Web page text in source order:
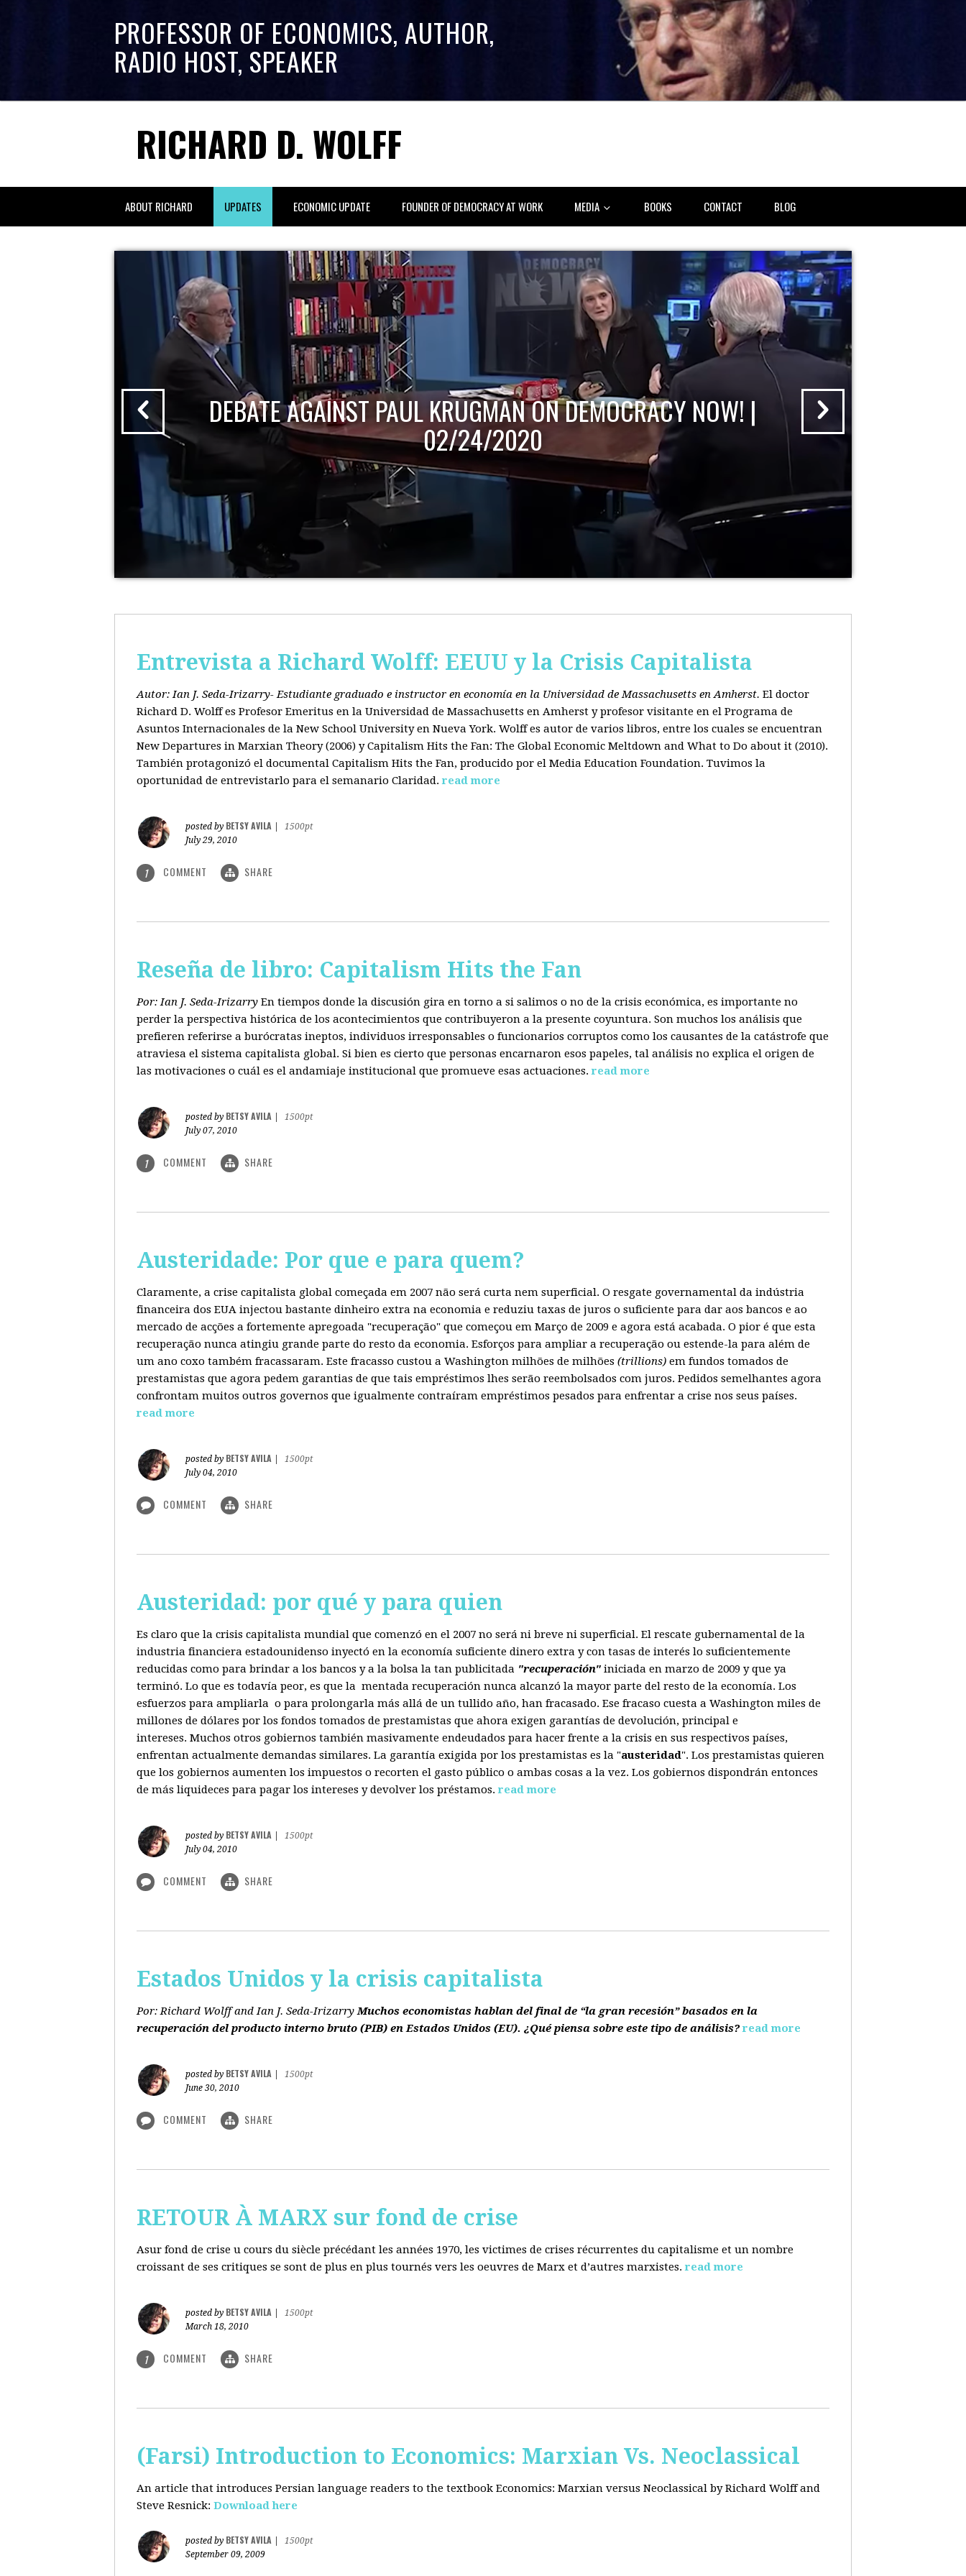
PROFESSOR OF ECONOMICS, AUTHOR,
RADIO HOST, SPEAKER
RICHARD D. WOLFF
ABOUT RICHARD UPDATES ECONOMIC UPDATE FOUNDER OF DEMOCRACY AT WORK MEDIA BOOKS CONTACT BLOG
DEBATE AGAINST PAUL KRUGMAN ON DEMOCRACY NOW! |
02/24/2020
Entrevista a Richard Wolff: EEUU y la Crisis Capitalista
Autor: Ian J. Seda-Irizarry- Estudiante graduado e instructor en economía en la Universidad de Massachusetts en Amherst. El doctor
Richard D. Wolff es Profesor Emeritus en la Universidad de Massachusetts en Amherst y profesor visitante en el Programa de
Asuntos Internacionales de la New School University en Nueva York. Wolff es autor de varios libros, entre los cuales se encuentran
New Departures in Marxian Theory (2006) y Capitalism Hits the Fan: The Global Economic Meltdown and What to Do about it (2010).
También protagonizó el documental Capitalism Hits the Fan, producido por el Media Education Foundation. Tuvimos la
oportunidad de entrevistarlo para el semanario Claridad. read more
posted by BETSY AVILA
1500pt
July 29, 2010
1 COMMENT SHARE
Reseña de libro: Capitalism Hits the Fan
Por: Ian J. Seda-Irizarry En tiempos donde la discusión gira en torno a si salimos o no de la crisis económica, es importante no
perder la perspectiva histórica de los acontecimientos que contribuyeron a la presente coyuntura. Son muchos los análisis que
prefieren referirse a burócratas ineptos, individuos irresponsables o funcionarios corruptos como los causantes de la catástrofe que
atraviesa el sistema capitalista global. Si bien es cierto que personas encarnaron esos papeles, tal análisis no explica el origen de
las motivaciones o cuál es el andamiaje institucional que promueve esas actuaciones. read more
posted by BETSY AVILA
1500pt
July 07, 2010
1 COMMENT SHARE
Austeridade: Por que e para quem?
Claramente, a crise capitalista global começada em 2007 não será curta nem superficial. O resgate governamental da indústria
financeira dos EUA injectou bastante dinheiro extra na economia e reduziu taxas de juros o suficiente para dar aos bancos e ao
mercado de acções a fortemente apregoada "recuperação" que começou em Março de 2009 e agora está acabada. O pior é que esta
recuperação nunca atingiu grande parte do resto da economia. Esforços para ampliar a recuperação ou estende-la para além de
um ano coxo também fracassaram. Este fracasso custou a Washington milhões de milhões (trillions) em fundos tomados de
prestamistas que agora pedem garantias de que tais empréstimos lhes serão reembolsados com juros. Pedidos semelhantes agora
confrontam muitos outros governos que igualmente contraíram empréstimos pesados para enfrentar a crise nos seus países.
read more
posted by BETSY AVILA
1500pt
July 04, 2010
COMMENT SHARE
Austeridad: por qué y para quien
Es claro que la crisis capitalista mundial que comenzó en el 2007 no será ni breve ni superficial. El rescate gubernamental de la
industria financiera estadounidenso inyectó en la economía suficiente dinero extra y con tasas de interés lo suficientemente
reducidas como para brindar a los bancos y a la bolsa la tan publicitada "recuperación" iniciada en marzo de 2009 y que ya
terminó. Lo que es todavía peor, es que la mentada recuperación nunca alcanzó la mayor parte del resto de la economía. Los
esfuerzos para ampliarla o para prolongarla más allá de un tullido año, han fracasado. Ese fracaso cuesta a Washington miles de
millones de dólares por los fondos tomados de prestamistas que ahora exigen garantías de devolución, principal e
intereses. Muchos otros gobiernos también masivamente endeudados para hacer frente a la crisis en sus respectivos países,
enfrentan actualmente demandas similares. La garantía exigida por los prestamistas es la "austeridad". Los prestamistas quieren
que los gobiernos aumenten los impuestos o recorten el gasto público o ambas cosas a la vez. Los gobiernos dispondrán entonces
de más liquideces para pagar los intereses y devolver los préstamos. read more
posted by BETSY AVILA
1500pt
July 04, 2010
COMMENT SHARE
Estados Unidos y la crisis capitalista
Por: Richard Wolff and Ian J. Seda-Irizarry Muchos economistas hablan del final de “la gran recesión” basados en la
recuperación del producto interno bruto (PIB) en Estados Unidos (EU). ¿Qué piensa sobre este tipo de análisis? read more
posted by BETSY AVILA
1500pt
June 30, 2010
COMMENT SHARE
RETOUR À MARX sur fond de crise
Asur fond de crise u cours du siècle précédant les années 1970, les victimes de crises récurrentes du capitalisme et un nombre
croissant de ses critiques se sont de plus en plus tournés vers les oeuvres de Marx et d’autres marxistes. read more
posted by BETSY AVILA
1500pt
March 18, 2010
1 COMMENT SHARE
(Farsi) Introduction to Economics: Marxian Vs. Neoclassical
An article that introduces Persian language readers to the textbook Economics: Marxian versus Neoclassical by Richard Wolff and
Steve Resnick: Download here
posted by BETSY AVILA
1500pt
September 09, 2009